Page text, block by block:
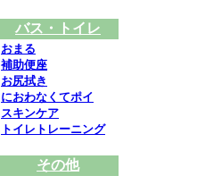
バス・トイレ
おまる
補助便座
お尻拭き
におわなくてポイ
スキンケア
トイレトレーニング
その他